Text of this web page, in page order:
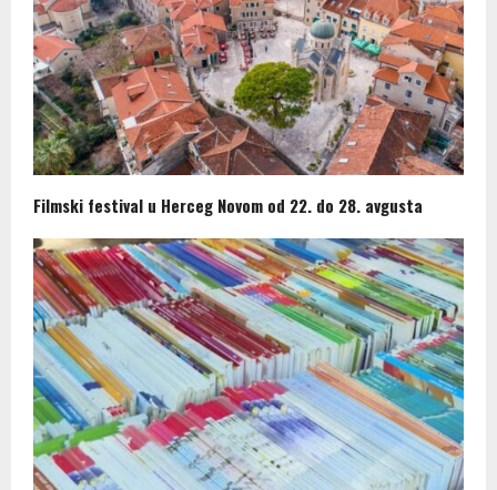
Filmski festival u Herceg Novom od 22. do 28. avgusta